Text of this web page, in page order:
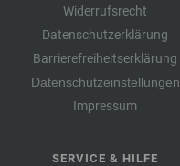
Widerrufsrecht
Datenschutzerklärung
Barrierefreiheitserklärung
Datenschutzeinstellungen
Impressum
SERVICE & HILFE